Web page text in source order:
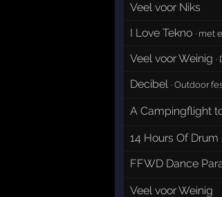
Veel voor Niks
I Love Tekno · met
Veel voor Weinig ·
Decibel ·Outdoor
A Campingflight
14 Hours Of
FFWD Dance
Veel voor Weinig